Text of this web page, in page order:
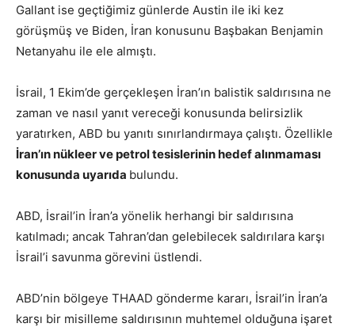
Gallant ise geçtiğimiz günlerde Austin ile iki kez
görüşmüş ve Biden, İran konusunu Başbakan Benjamin
Netanyahu ile ele almıştı.
İsrail, 1 Ekim’de gerçekleşen İran’ın balistik saldırısına ne
zaman ve nasıl yanıt vereceği konusunda belirsizlik
yaratırken, ABD bu yanıtı sınırlandırmaya çalıştı. Özellikle
İran’ın nükleer ve petrol tesislerinin hedef alınmaması
konusunda uyarıda bulundu.
ABD, İsrail’in İran’a yönelik herhangi bir saldırısına
katılmadı; ancak Tahran’dan gelebilecek saldırılara karşı
İsrail’i savunma görevini üstlendi.
ABD’nin bölgeye THAAD gönderme kararı, İsrail’in İran’a
karşı bir misilleme saldırısının muhtemel olduğuna işaret